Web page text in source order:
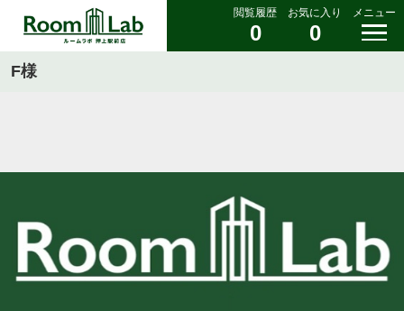
閲覧履歴
0
お気に入り
0
メニュー
F様